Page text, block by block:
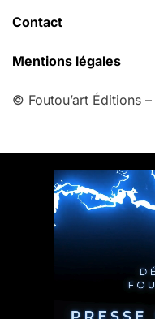
Contact
Mentions légales
© Foutou’art Éditions –